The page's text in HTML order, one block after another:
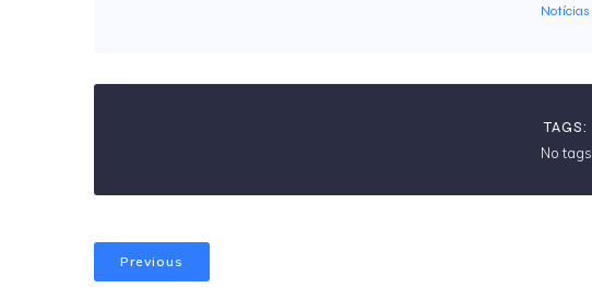
Notícias
TAGS:
No tags
Previous